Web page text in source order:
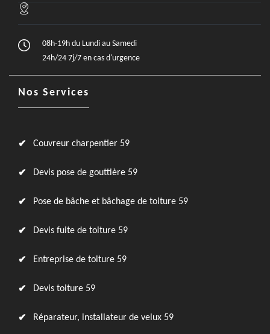
08h-19h du Lundi au Samedi
24h/24 7j/7 en cas d'urgence
Nos Services
Couvreur charpentier 59
Devis pose de gouttière 59
Pose de bâche et bâchage de toiture 59
Devis fuite de toiture 59
Entreprise de toiture 59
Devis toiture 59
Réparateur, installateur de velux 59